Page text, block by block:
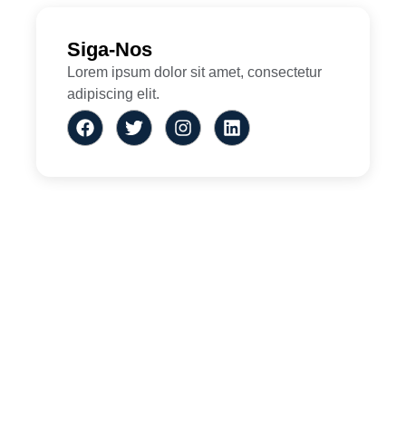
Siga-Nos
Lorem ipsum dolor sit amet, consectetur
adipiscing elit.